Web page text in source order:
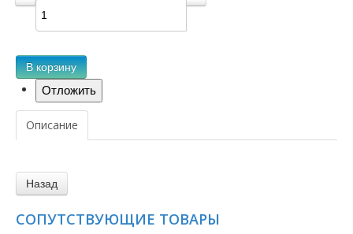
В корзину
Описание
СОПУТСТВУЮЩИЕ ТОВАРЫ